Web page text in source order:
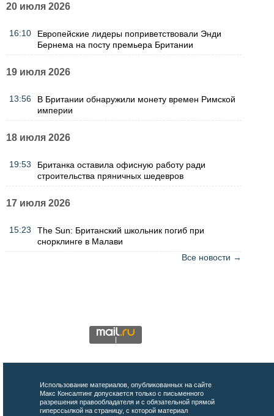
20 июля 2026
16:10
Европейские лидеры поприветствовали Энди
Бернема на посту премьера Британии
19 июля 2026
13:56
В Британии обнаружили монету времен Римской
империи
18 июля 2026
19:53
Британка оставила офисную работу ради
строительства пряничных шедевров
17 июля 2026
15:23
The Sun: Британский школьник погиб при
снорклинге в Малави
Все новости →
Использование материалов, опубликованных на сайте
Макс Консалтинг допускается только с письменного
разрешения правообладателя и с обязательной прямой
гиперссылкой на страницу, с которой материал